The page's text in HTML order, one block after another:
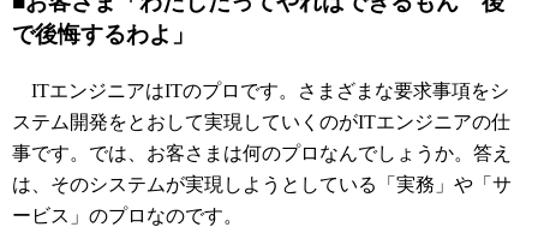
で後悔するわよ」
ITエンジニアはITのプロです。さまざまな要求事項をシ
ステム開発をとおして実現していくのがITエンジニアの仕
事です。では、お客さまは何のプロなんでしょうか。答え
は、そのシステムが実現しようとしている「実務」や「サ
ービス」のプロなのです。